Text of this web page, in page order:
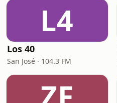
L4
Los 40
San José · 104.3 FM